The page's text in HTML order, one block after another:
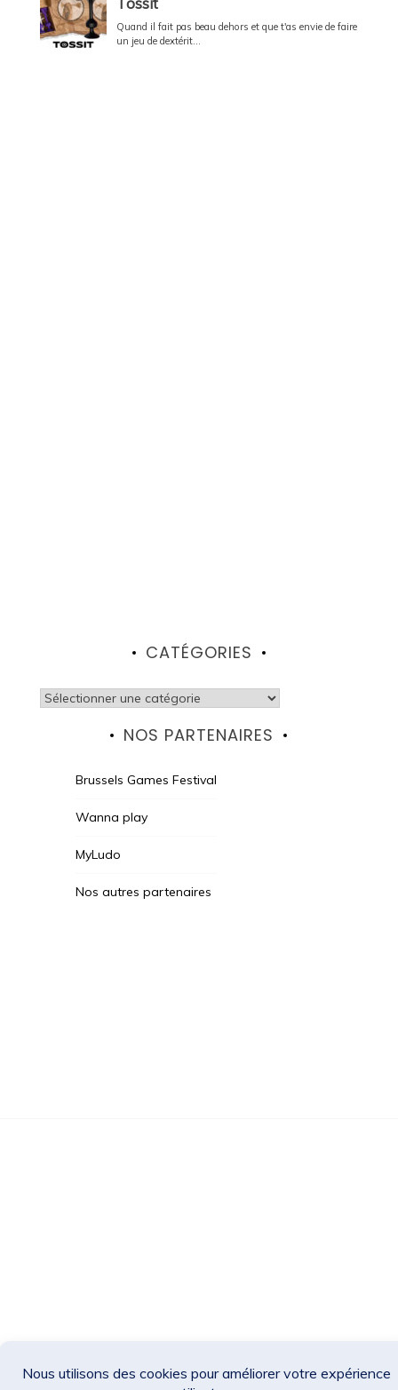
CATÉGORIES
Catégories
NOS PARTENAIRES
Brussels Games Festival
Wanna play
MyLudo
Nos autres partenaires